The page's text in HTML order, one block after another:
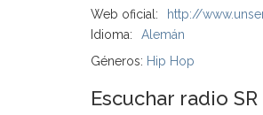
Web oficial:
http://
Idioma:
Alemán
Géneros: Hip Hop
Escuchar radio